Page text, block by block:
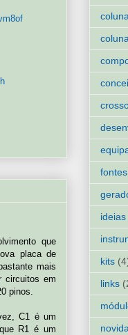
que
placa de
mais
circuitos em
pinos.
C1 é um
R1 é um
ideias
kits
links